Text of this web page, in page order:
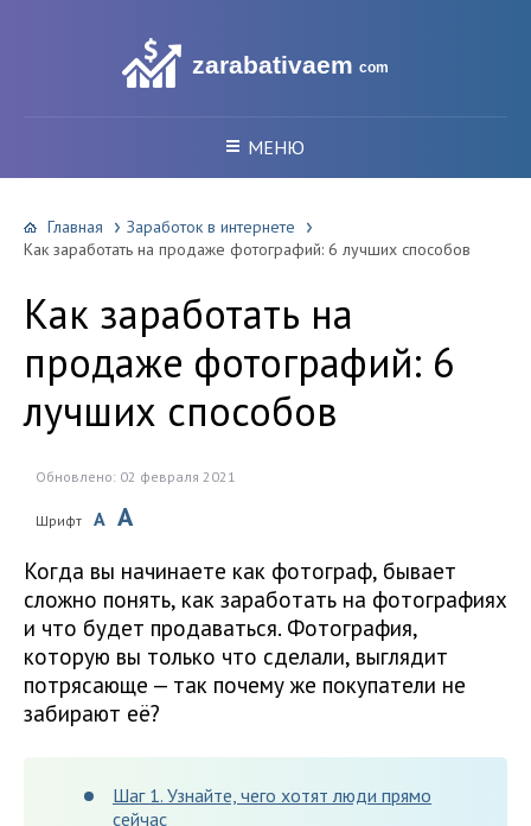
zarabativaem com
МЕНЮ
Главная
Заработок в интернете
Как заработать на продаже фотографий: 6 лучших способов
Как заработать на
продаже фотографий: 6
лучших способов
Обновлено: 02 февраля 2021
Шрифт A A
Когда вы начинаете как фотограф, бывает
сложно понять, как заработать на фотографиях
и что будет продаваться. Фотография,
которую вы только что сделали, выглядит
потрясающе — так почему же покупатели не
забирают её?
Шаг 1. Узнайте, чего хотят люди прямо
сейчас